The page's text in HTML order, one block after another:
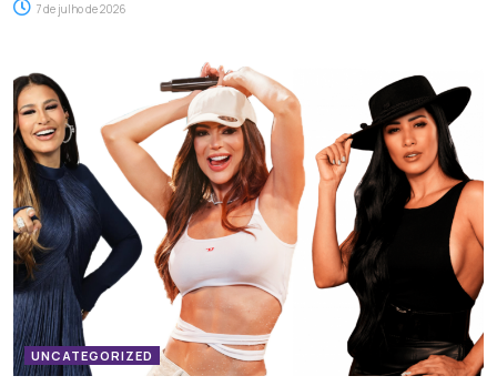
7 de julho de 2026
UNCATEGORIZED